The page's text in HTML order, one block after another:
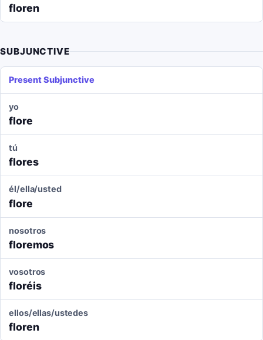
floren
SUBJUNCTIVE
Present Subjunctive
yo
flore
tú
flores
él/ella/usted
flore
nosotros
floremos
vosotros
floréis
ellos/ellas/ustedes
floren